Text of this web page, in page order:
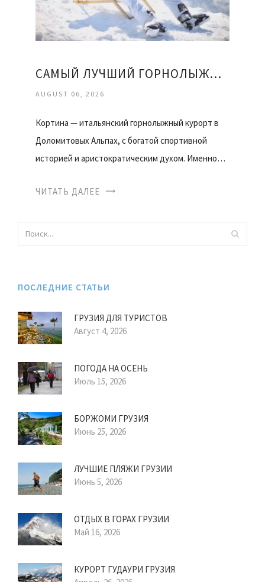
САМЫЙ ЛУЧШИЙ ГОРНОЛЫЖНЫЙ КУРОРТ
AUGUST 06, 2026
Кортина — итальянский горнолыжный курорт в
Доломитовых Альпах, с богатой спортивной
историей и аристократическим духом. Именно…
ЧИТАТЬ ДАЛЕЕ
ПОСЛЕДНИЕ СТАТЬИ
ГРУЗИЯ ДЛЯ ТУРИСТОВ
Август 4, 2026
ПОГОДА НА ОСЕНЬ
Июль 15, 2026
БОРЖОМИ ГРУЗИЯ
Июнь 25, 2026
ЛУЧШИЕ ПЛЯЖИ ГРУЗИИ
Июнь 5, 2026
ОТДЫХ В ГОРАХ ГРУЗИИ
Май 16, 2026
КУРОРТ ГУДАУРИ ГРУЗИЯ